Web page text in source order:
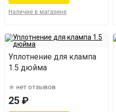
Наличие в магазине
Уплотнение для клампа
1.5 дюйма
нет отзывов
25 ₽